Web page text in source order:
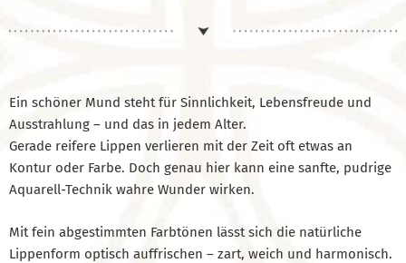
Ein schöner Mund steht für Sinnlichkeit, Lebensfreude und
Ausstrahlung – und das in jedem Alter.
Gerade reifere Lippen verlieren mit der Zeit oft etwas an
Kontur oder Farbe. Doch genau hier kann eine sanfte, pudrige
Aquarell-Technik wahre Wunder wirken.
Mit fein abgestimmten Farbtönen lässt sich die natürliche
Lippenform optisch auffrischen – zart, weich und harmonisch.